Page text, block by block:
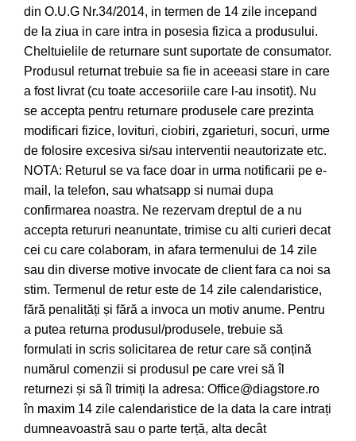
din O.U.G Nr.34/2014, in termen de 14 zile incepand
de la ziua in care intra in posesia fizica a produsului.
Cheltuielile de returnare sunt suportate de consumator.
Produsul returnat trebuie sa fie in aceeasi stare in care
a fost livrat (cu toate accesoriile care l-au insotit). Nu
se accepta pentru returnare produsele care prezinta
modificari fizice, lovituri, ciobiri, zgarieturi, socuri, urme
de folosire excesiva si/sau interventii neautorizate etc.
NOTA: Returul se va face doar in urma notificarii pe e-
mail, la telefon, sau whatsapp si numai dupa
confirmarea noastra. Ne rezervam dreptul de a nu
accepta retururi neanuntate, trimise cu alti curieri decat
cei cu care colaboram, in afara termenului de 14 zile
sau din diverse motive invocate de client fara ca noi sa
stim. Termenul de retur este de 14 zile calendaristice,
fără penalități și fără a invoca un motiv anume. Pentru
a putea returna produsul/produsele, trebuie să
formulati in scris solicitarea de retur care să conțină
numărul comenzii si produsul pe care vrei să îl
returnezi și să îl trimiți la adresa: Office@diagstore.ro
în maxim 14 zile calendaristice de la data la care intrați
dumneavoastră sau o parte terță, alta decât